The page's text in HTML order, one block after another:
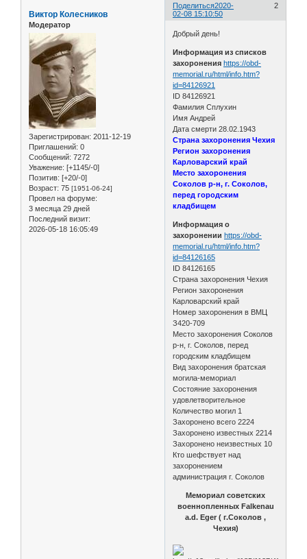
Поделиться 2
2020-
02-08 15:10:50
Виктор Колесников
Модератор
Зарегистрирован: 2011-12-19
Приглашений: 0
Сообщений: 7272
Уважение: [+1145/-0]
Позитив: [+20/-0]
Возраст: 75 [1951-06-24]
Провел на форуме:
3 месяца 29 дней
Последний визит:
2026-05-18 16:05:49
Добрый день!
Информация из списков
захоронения https://obd-
memorial.ru/html/info.htm?
id=84126921
ID 84126921
Фамилия Сплухин
Имя Андрей
Дата смерти 28.02.1943
Страна захоронения Чехия
Регион захоронения
Карловарский край
Место захоронения
Соколов р-н, г. Соколов,
перед городским
кладбищем
Информация о
захоронении https://obd-
memorial.ru/html/info.htm?
id=84126165
ID 84126165
Страна захоронения Чехия
Регион захоронения
Карловарский край
Номер захоронения в ВМЦ
З420-709
Место захоронения Соколов
р-н, г. Соколов, перед
городским кладбищем
Вид захоронения братская
могила-мемориал
Состояние захоронения
удовлетворительное
Количество могил 1
Захоронено всего 2224
Захоронено известных 2214
Захоронено неизвестных 10
Кто шефствует над
захоронением
администрация г. Соколов
Мемориал советских
военнопленных Falkenau
a.d. Eger ( г.Соколов ,
Чехия)